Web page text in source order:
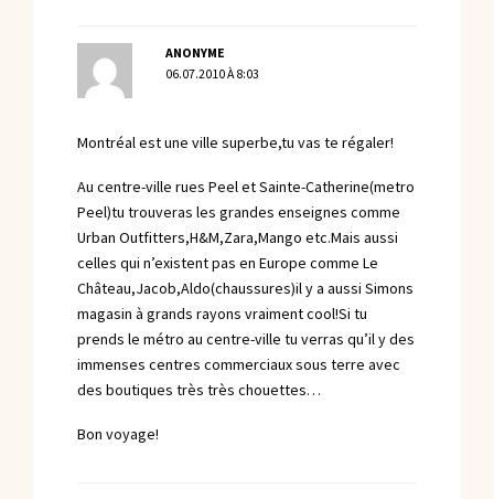
ANONYME
06.07.2010 À 8:03
Montréal est une ville superbe,tu vas te régaler!
Au centre-ville rues Peel et Sainte-Catherine(metro
Peel)tu trouveras les grandes enseignes comme
Urban Outfitters,H&M,Zara,Mango etc.Mais aussi
celles qui n’existent pas en Europe comme Le
Château,Jacob,Aldo(chaussures)il y a aussi Simons
magasin à grands rayons vraiment cool!Si tu
prends le métro au centre-ville tu verras qu’il y des
immenses centres commerciaux sous terre avec
des boutiques très très chouettes…
Bon voyage!